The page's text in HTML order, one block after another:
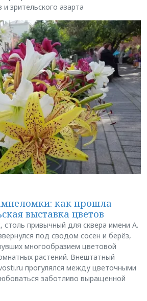
зрительского азарта
как прошла
выставка цветов
привычный для сквера имени А.
под сводом сосен и берёз,
многообразием цветовой
растений. Внештатный
прогулялся между цветочными
заботливо выращенной